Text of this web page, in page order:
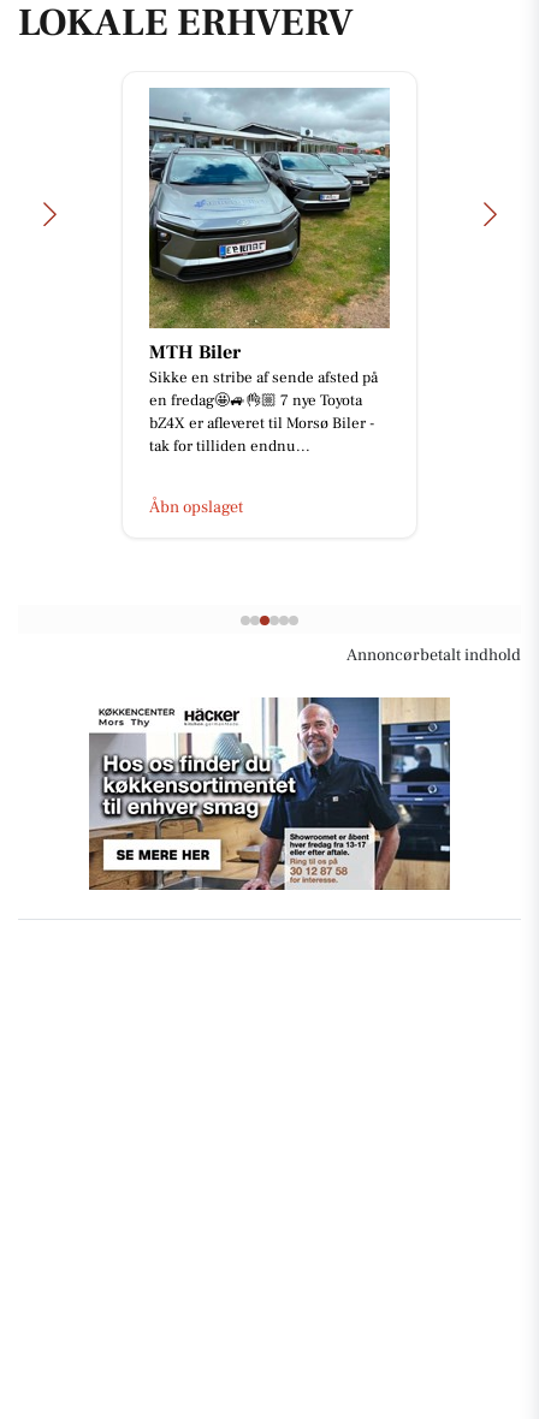
LOKALE ERHVERV
MTH Biler
Sikke en stribe af sende afsted på
en fredag🤩🚙👌🏼 7 nye Toyota
bZ4X er afleveret til Morsø Biler -
tak for tilliden endnu...
Åbn opslaget
Annoncørbetalt indhold